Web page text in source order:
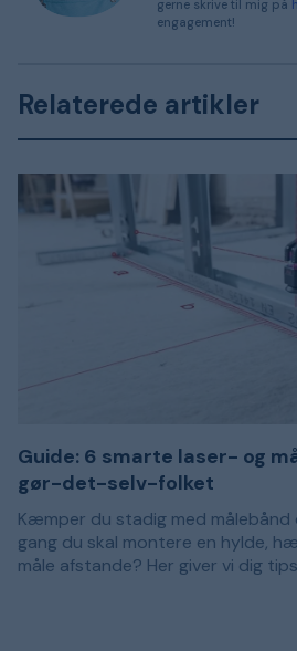
gerne skrive til mig på
engagement!
Relaterede artikler
Guide: 6 smarte laser- og
gør-det-selv-folket
Kæmper du stadig med målebånd
gang du skal montere en hylde,
måle afstande? Her giver vi dig